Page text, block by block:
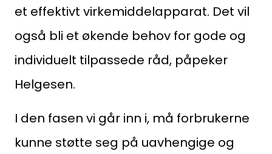
Aktuelt
Om Norsk takst
Bli medlem
Logg inn
Kontakt oss
et effektivt virkemiddelapparat. Det vil
også bli et økende behov for gode og
individuelt tilpassede råd, påpeker
Helgesen.
I den fasen vi går inn i, må forbrukerne
kunne støtte seg på uavhengige og